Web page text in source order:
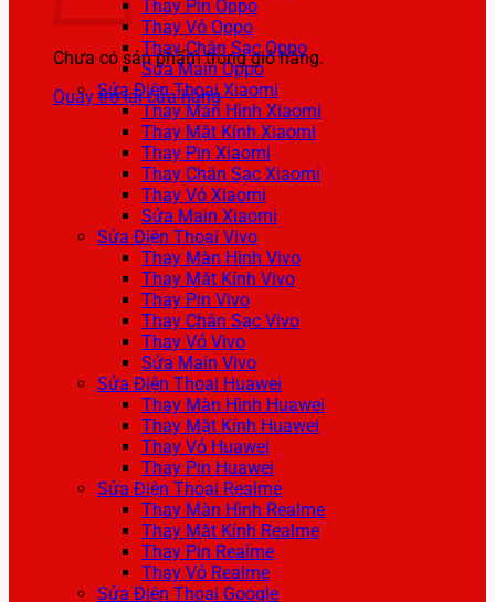
Chưa có sản phẩm trong giỏ hàng.
Quay trở lại cửa hàng
Thay Pin Oppo
Thay Vỏ Oppo
Thay Chân Sạc Oppo
Sửa Main Oppo
Sửa Điện Thoại Xiaomi
Thay Màn Hình Xiaomi
Thay Mặt Kính Xiaomi
Thay Pin Xiaomi
Thay Chân Sạc Xiaomi
Thay Vỏ Xiaomi
Sửa Main Xiaomi
Sửa Điện Thoại Vivo
Thay Màn Hình Vivo
Thay Mặt Kính Vivo
Thay Pin Vivo
Thay Chân Sạc Vivo
Thay Vỏ Vivo
Sửa Main Vivo
Sửa Điện Thoại Huawei
Thay Màn Hình Huawei
Thay Mặt Kính Huawei
Thay Vỏ Huawei
Thay Pin Huawei
Sửa Điện Thoại Realme
Thay Màn Hình Realme
Thay Mặt Kính Realme
Thay Pin Realme
Thay Vỏ Realme
Sửa Điện Thoại Google